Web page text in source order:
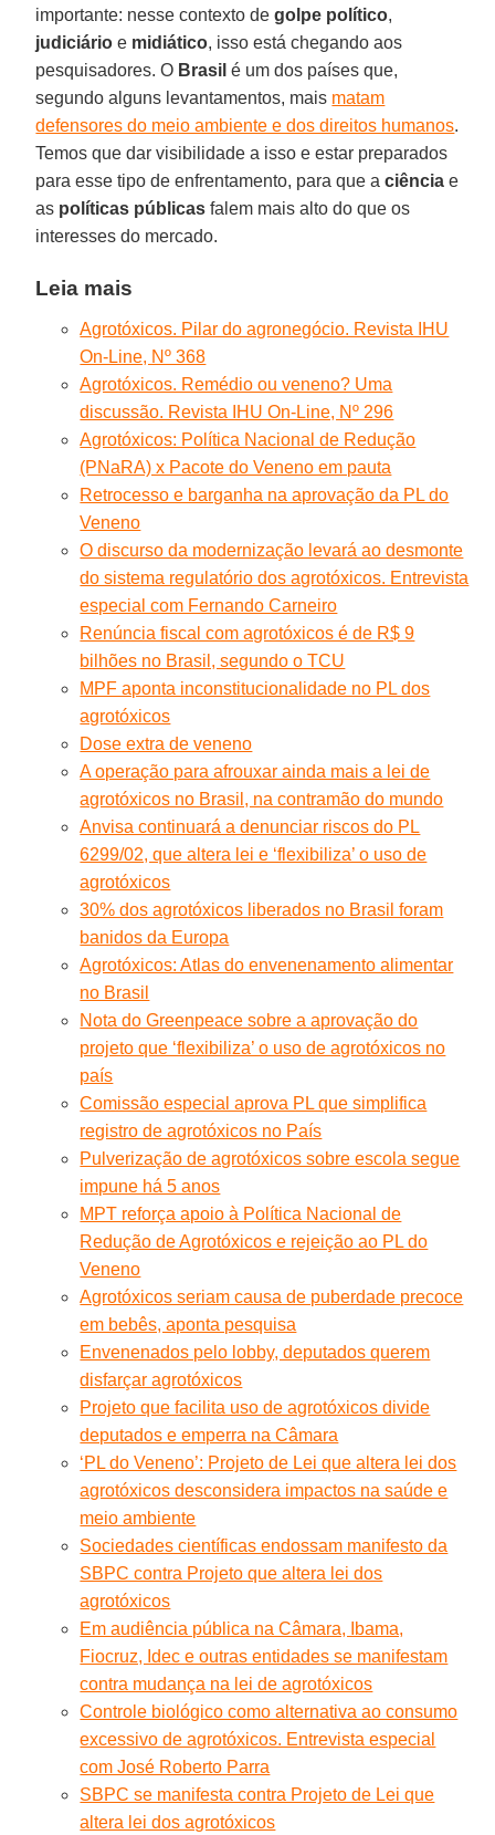
importante: nesse contexto degolpe político,
judiciárioe midiático, isso está chegando aos
pesquisadores. O Brasil é um dos países que,
segundo alguns levantamentos, mais matam
defensores do meio ambiente e dos direitos humanos.
Temos que dar visibilidade a isso e estar preparados
para esse tipo de enfrentamento, para que aciênciae
as políticas públicas falem mais alto do que os
interesses do mercado.
Leia mais
Agrotóxicos. Pilar do agronegócio. Revista IHU
On-Line, Nº 368
Agrotóxicos. Remédio ou veneno? Uma
discussão. Revista IHU On-Line, Nº 296
Agrotóxicos: Política Nacional de Redução
(PNaRA) x Pacote do Veneno em pauta
Retrocesso e barganha na aprovação da PL do
Veneno
O discurso da modernização levará ao desmonte
do sistema regulatório dos agrotóxicos. Entrevista
especial com Fernando Carneiro
Renúncia fiscal com agrotóxicos é de R$ 9
bilhões no Brasil, segundo o TCU
MPF aponta inconstitucionalidade no PL dos
agrotóxicos
Dose extra de veneno
A operação para afrouxar ainda mais a lei de
agrotóxicos no Brasil, na contramão do mundo
Anvisa continuará a denunciar riscos do PL
6299/02, que altera lei e ‘flexibiliza’ o uso de
agrotóxicos
30% dos agrotóxicos liberados no Brasil foram
banidos da Europa
Agrotóxicos: Atlas do envenenamento alimentar
no Brasil
Nota do Greenpeace sobre a aprovação do
projeto que ‘flexibiliza’ o uso de agrotóxicos no
país
Comissão especial aprova PL que simplifica
registro de agrotóxicos no País
Pulverização de agrotóxicos sobre escola segue
impune há 5 anos
MPT reforça apoio à Política Nacional de
Redução de Agrotóxicos e rejeição ao PL do
Veneno
Agrotóxicos seriam causa de puberdade precoce
em bebês, aponta pesquisa
Envenenados pelo lobby, deputados querem
disfarçar agrotóxicos
Projeto que facilita uso de agrotóxicos divide
deputados e emperra na Câmara
‘PL do Veneno’: Projeto de Lei que altera lei dos
agrotóxicos desconsidera impactos na saúde e
meio ambiente
Sociedades científicas endossam manifesto da
SBPC contra Projeto que altera lei dos
agrotóxicos
Em audiência pública na Câmara, Ibama,
Fiocruz, Idec e outras entidades se manifestam
contra mudança na lei de agrotóxicos
Controle biológico como alternativa ao consumo
excessivo de agrotóxicos. Entrevista especial
com José Roberto Parra
SBPC se manifesta contra Projeto de Lei que
altera lei dos agrotóxicos